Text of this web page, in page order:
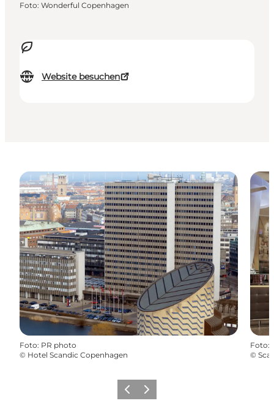
Website besuchen
Foto: Wonderful Copenhagen
Foto: PR photo
© Hotel Scandic Copenhagen
Foto:
©
ZurückWeiter